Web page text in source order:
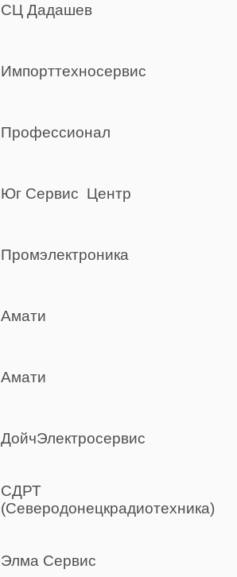
СЦ Дадашев
Импорттехносервис
Профессионал
Юг Сервис Центр
Промэлектроника
Амати
Амати
ДойчЭлектросервис
СДРТ
(Северодонецкрадиотехника)
Элма Сервис